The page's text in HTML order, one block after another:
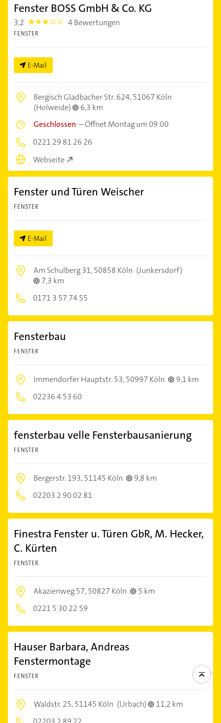
Fenster BOSS GmbH & Co. KG
3,2 3.2 4 Bewertungen
FENSTER
E-Mail
Bergisch Gladbacher Str. 624,51067 Köln
(Holweide)
6,3 km
Geschlossen –Öffnet Montag um 09:00
0221 29 81 26 26
Webseite
Fenster und Türen Weischer
FENSTER
E-Mail
Am Schulberg 31,50858 Köln (Junkersdorf)
7,3 km
0171 3 57 74 55
Fensterbau
FENSTER
Immendorfer Hauptstr. 53,50997 Köln
9,1 km
02236 4 53 60
fensterbau velle Fensterbausanierung
FENSTER
Bergerstr. 193,51145 Köln
9,8 km
02203 2 90 02 81
Finestra Fenster u. Türen GbR, M. Hecker,
C. Kürten
FENSTER
Akazienweg 57,50827 Köln
5 km
0221 5 30 22 59
Hauser Barbara, Andreas
Fenstermontage
FENSTER
Waldstr. 25,51145 Köln (Urbach)
11,2 km